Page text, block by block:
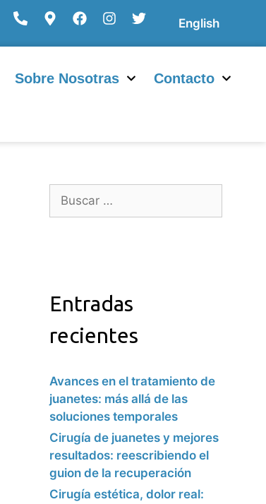
English
Sobre Nosotras Contacto
Entradas
recientes
Avances en el tratamiento de
juanetes: más allá de las
soluciones temporales
Cirugía de juanetes y mejores
resultados: reescribiendo el
guion de la recuperación
Cirugía estética, dolor real: